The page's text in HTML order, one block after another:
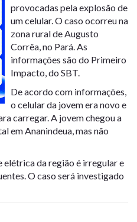
provocadas pela explosão de
um celular. O caso ocorreu na
zona rural de Augusto
Corrêa, no Pará. As
informações são do Primeiro
Impacto, do SBT.
De acordo com informações,
o celular da jovem era novo e
carregar. A jovem chegou a
em Ananindeua, mas não
elétrica da região é irregular e
O caso será investigado